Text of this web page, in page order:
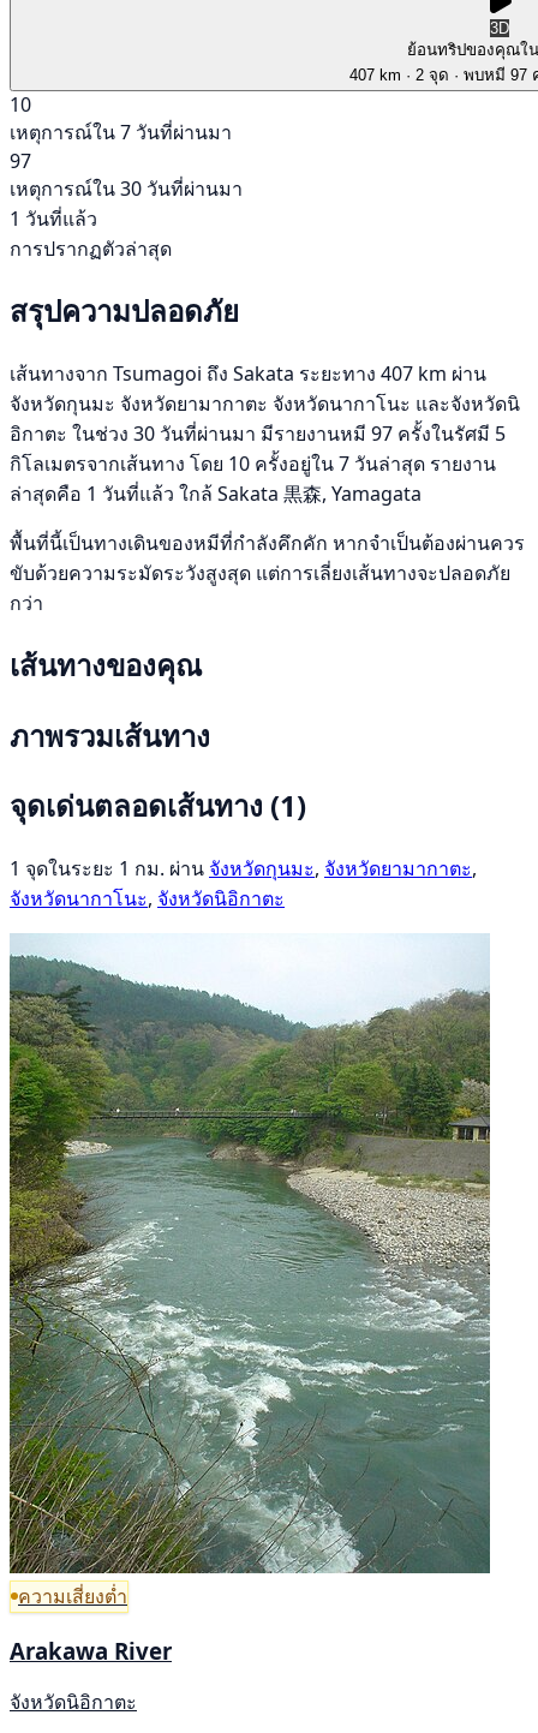
3D
ย้อนทริปของคุณใ
407 km · 2 จุด · พบหมี 97
10
เหตุการณ์ใน 7 วันที่ผ่านมา
97
เหตุการณ์ใน 30 วันที่ผ่านมา
1 วันที่แล้ว
การปรากฏตัวล่าสุด
สรุปความปลอดภัย
เส้นทางจาก Tsumagoi ถึง Sakata ระยะทาง 407 km ผ่าน
จังหวัดกุนมะ จังหวัดยามากาตะ จังหวัดนากาโนะ และจังหวัดนิ
อิกาตะ ในช่วง 30 วันที่ผ่านมา มีรายงานหมี 97 ครั้งในรัศมี 5
กิโลเมตรจากเส้นทาง โดย 10 ครั้งอยู่ใน 7 วันล่าสุด รายงาน
ล่าสุดคือ 1 วันที่แล้ว ใกล้ Sakata 黒森, Yamagata
พื้นที่นี้เป็นทางเดินของหมีที่กำลังคึกคัก หากจำเป็นต้องผ่านควร
ขับด้วยความระมัดระวังสูงสุด แต่การเลี่ยงเส้นทางจะปลอดภัย
กว่า
เส้นทางของคุณ
ภาพรวมเส้นทาง
จุดเด่นตลอดเส้นทาง (1)
1 จุดในระยะ 1 กม. ผ่าน จังหวัดกุนมะ, จังหวัดยามากาตะ,
จังหวัดนากาโนะ, จังหวัดนิอิกาตะ
ความเสี่ยงต่ำ
Arakawa River
จังหวัดนิอิกาตะ